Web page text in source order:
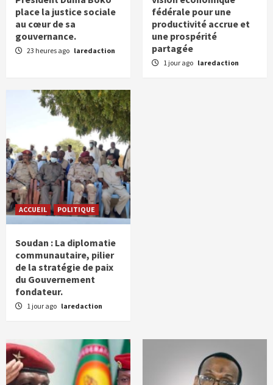
5
Les structures fondatrices de la société
soudanaise
place la justice sociale
au cœur de sa
gouvernance.
23 heures ago laredaction
fédérale pour une
productivité accrue et
une prospérité
partagée
1 jour ago laredaction
ACCUEIL POLITIQUE
Soudan : La diplomatie
communautaire, pilier
de la stratégie de paix
du Gouvernement
fondateur.
1 jour ago laredaction